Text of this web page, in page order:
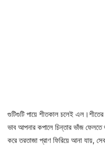
গুটিগুটি পায়ে শীতকাল চলেই
ভাব আপনার কপালে চিন্তার ভাঁজ
করে তরতাজা প্রাণ ফিরিয়ে আনা যায়,